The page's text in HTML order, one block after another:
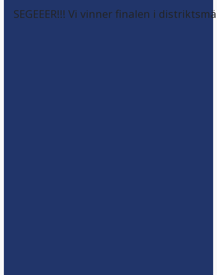
SEGEEER!!! Vi vinner finalen i